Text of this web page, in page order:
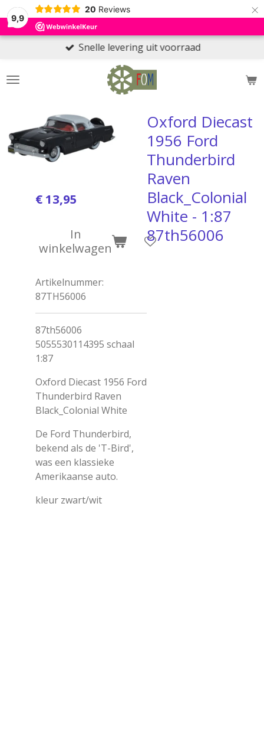
9,9
20 Reviews ×
Snelle levering uit voorraad
Oxford Diecast
1956 Ford
Thunderbird
Raven
Black_Colonial
White - 1:87
87th56006
€ 13,95
In
winkelwagen
Artikelnummer:
87TH56006
87th56006
5055530114395 schaal
1:87
Oxford Diecast 1956 Ford
Thunderbird Raven
Black_Colonial White
De Ford Thunderbird,
bekend als de 'T-Bird',
was een klassieke
Amerikaanse auto.
kleur zwart/wit